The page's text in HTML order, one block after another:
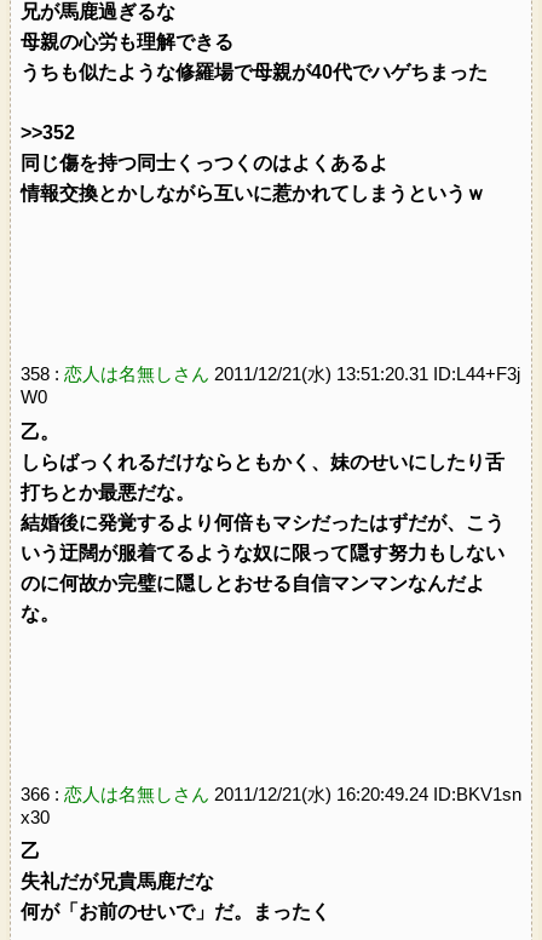
兄が馬鹿過ぎるな
母親の心労も理解できる
うちも似たような修羅場で母親が40代でハゲちまった
>>352
同じ傷を持つ同士くっつくのはよくあるよ
情報交換とかしながら互いに惹かれてしまうというｗ
358 : 恋人は名無しさん 2011/12/21(水) 13:51:20.31 ID:L44+F3j
W0
乙。
しらばっくれるだけならともかく、妹のせいにしたり舌
打ちとか最悪だな。
結婚後に発覚するより何倍もマシだったはずだが、こう
いう迂闊が服着てるような奴に限って隠す努力もしない
のに何故か完璧に隠しとおせる自信マンマンなんだよ
な。
366 : 恋人は名無しさん 2011/12/21(水) 16:20:49.24 ID:BKV1sn
x30
乙
失礼だが兄貴馬鹿だな
何が「お前のせいで」だ。まったく